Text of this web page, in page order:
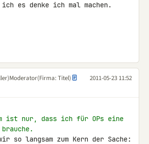
es denke ich mal machen.
Moderator(Firma: Titel)
2011-05-23 11:52
ist nur, dass ich für OPs eine
brauche.
so langsam zum Kern der Sache: